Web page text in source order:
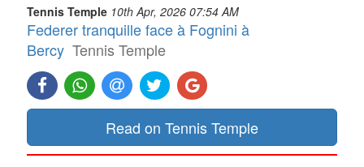
Tennis Temple 10th Apr, 2026 07:54 AM
Federer tranquille face à Fognini à
Bercy Tennis Temple
Read on Tennis Temple